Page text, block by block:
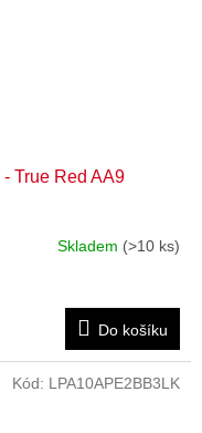
True Red AA9
Skladem (>10 ks)
Do košíku
Kód: LPA10APE2BB3LK